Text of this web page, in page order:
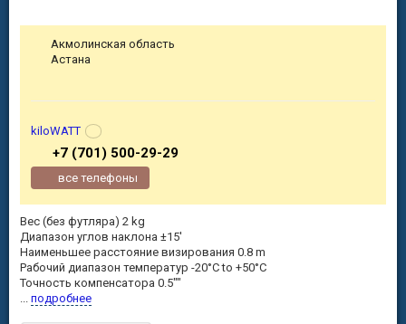
Вес (без футляра) 2 kg
Диапазон углов наклона ±15'
Наименьшее расстояние визирования 0.8 m
Рабочий диапазон температур -20°C to +50°C
Точность компенсатора 0.5""
... подробнее
Акмолинская область
Астана
kiloWATT
+7 (701) 500-29-29
все телефоны